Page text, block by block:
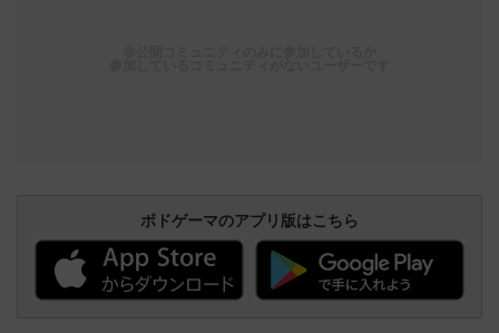
ボドゲーマのアプリ版はこちら